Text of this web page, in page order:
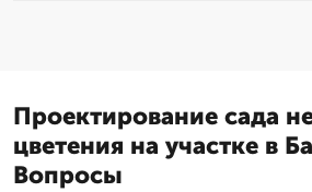
Проектирование сада
цветения на участке в
Вопросы